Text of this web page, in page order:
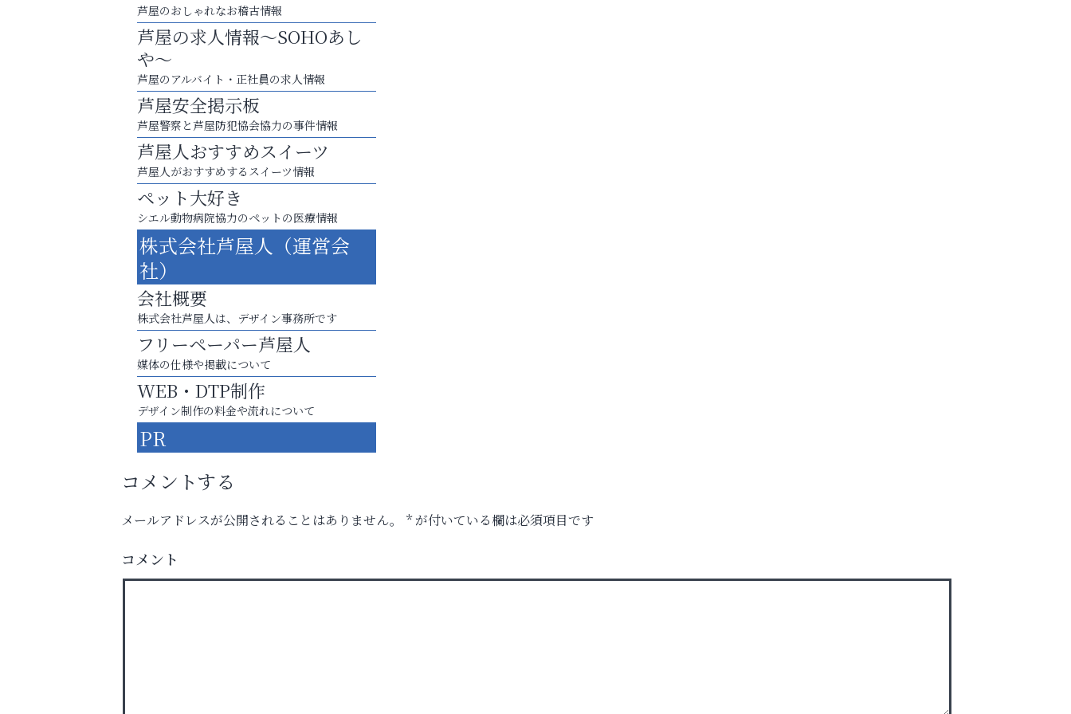
スマホは何時間までなら大丈夫？ ～スマホ時代
に知っておきたい子どもの近視対策～
芦屋インターナショナルスク
ール
トレファク出張買取
芦屋のおしゃれなお稽古情報
芦屋の求人情報～SOHOあし
や～
芦屋のアルバイト・正社員の求人情報
芦屋安全掲示板
芦屋警察と芦屋防犯協会協力の事件情報
芦屋人おすすめスイーツ
芦屋人がおすすめするスイーツ情報
ペット大好き
シエル動物病院協力のペットの医療情報
株式会社芦屋人（運営会
社）
会社概要
株式会社芦屋人は、デザイン事務所です
フリーペーパー芦屋人
媒体の仕様や掲載について
WEB・DTP制作
デザイン制作の料金や流れについて
PR
コメントする
メールアドレスが公開されることはありません。 *が付いている欄は必須項目です
コメント